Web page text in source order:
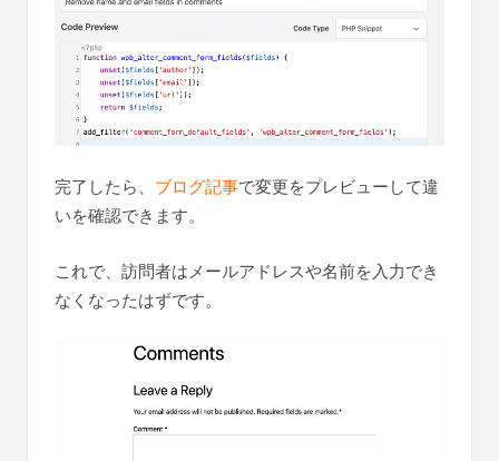
完了したら、 ブログ記事で変更をプレビューして違
いを確認できます。
これで、訪問者はメールアドレスや名前を入力でき
なくなったはずです。